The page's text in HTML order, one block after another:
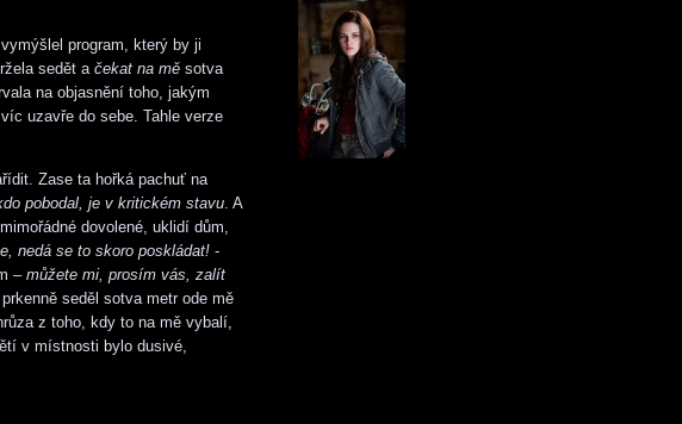
program, který by ji
sedět a čekat na mě sotva
na objasnění toho, jakým
uzavře do sebe. Tahle verze
Zase ta hořká pachuť na
pobodal, je v kritickém stavu. A
dovolené, uklidí dům,
nedá se to skoro poskládat! -
– můžete mi, prosím vás, zalít
seděl sotva metr ode mě
z toho, kdy to na mě vybalí,
v místnosti bylo dusivé,